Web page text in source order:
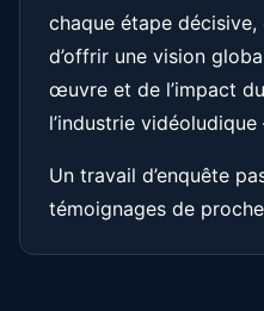
chaque étape
d’offrir une vision
œuvre et de l’impact
l’industrie
Un travail d’enquête
témoignages de